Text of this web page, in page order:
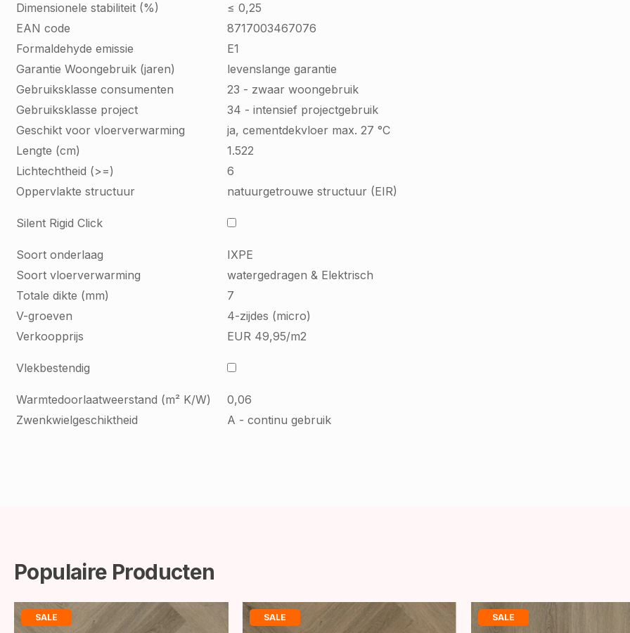
Dimensionele stabiliteit (%)
≤ 0,25
EAN code
8717003467076
Formaldehyde emissie
E1
Garantie Woongebruik (jaren)
levenslange garantie
Gebruiksklasse consumenten
23 - zwaar woongebruik
Gebruiksklasse project
34 - intensief projectgebruik
Geschikt voor vloerverwarming
ja, cementdekvloer max. 27 °C
Lengte (cm)
1.522
Lichtechtheid (>=)
6
Oppervlakte structuur
natuurgetrouwe structuur (EIR)
Silent Rigid Click
Soort onderlaag
IXPE
Soort vloerverwarming
watergedragen & Elektrisch
Totale dikte (mm)
7
V-groeven
4-zijdes (micro)
Verkoopprijs
EUR 49,95/m2
Vlekbestendig
Warmtedoorlaatweerstand (m² K/W)
0,06
Zwenkwielgeschiktheid
A - continu gebruik
Populaire Producten
SALE SALE SALE